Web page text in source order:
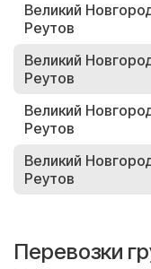
Великий
Реутов
Великий
Реутов
Великий
Реутов
Великий
Реутов
Перевозки